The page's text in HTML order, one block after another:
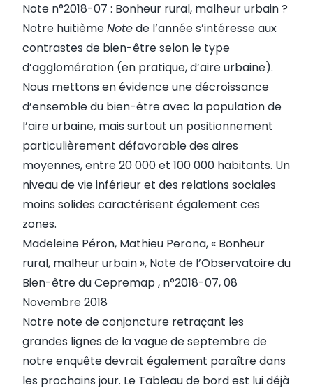
Note n°2018-07 : Bonheur rural, malheur urbain ?
Notre huitièmeNotede l’année s’intéresse aux
contrastes de bien-être selon le type
d’agglomération (en pratique, d’aire urbaine).
Nous mettons en évidence une décroissance
d’ensemble du bien-être avec la population de
l’aire urbaine, mais surtout un positionnement
particulièrement défavorable des aires
moyennes, entre 20 000 et 100 000 habitants. Un
niveau de vie inférieur et des relations sociales
moins solides caractérisent également ces
zones.
Madeleine Péron, Mathieu Perona, « Bonheur
rural, malheur urbain », Note de l’Observatoire du
Bien-être du Cepremap , n°2018-07, 08
Novembre 2018
Notre note de conjoncture retraçant les
grandes lignes de la vague de septembre de
notre enquête devrait également paraître dans
les prochains jour. Le Tableau de bordest lui déjà